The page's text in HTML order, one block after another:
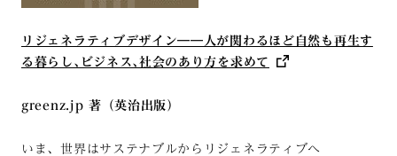
リジェネラティブデザイン――人が関わるほど自然も再生す
る暮らし､ビジネス､社会のあり方を求めて
greenz.jp 著（英治出版）
いま、世界はサステナブルからリジェネラティブへ